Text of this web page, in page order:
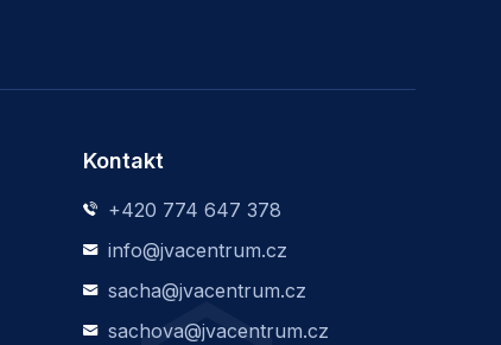
Kontakt
+420 774 647 378
info@jvacentrum.cz
sacha@jvacentrum.cz
sachova@jvacentrum.cz